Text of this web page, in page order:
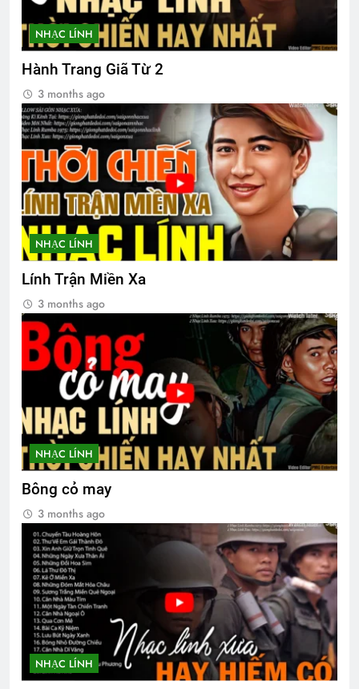
2 Years Ago
Hội Oregon Thăm CSVSQ Cao Văn Lợi
2 Years Ago
Lễ Phủ Cờ Tr Tướng Nguyễn Vĩnh Nghi
K5
2 Years Ago
TÌNH YÊU & TÌNH BẠN (Emily Bronte)
3 Years Ago
Em còn nhớ mùa Xuân
2 Years Ago
HVB Bắc Cali: Thư Mời họp khoáng đại
2 Years Ago
NHẠC LÍNH
Hành Trang Giã Từ 2
3 months ago
NHẠC LÍNH
Lính Trận Miền Xa
3 months ago
NHẠC LÍNH
Bông cỏ may
3 months ago
NHẠC LÍNH